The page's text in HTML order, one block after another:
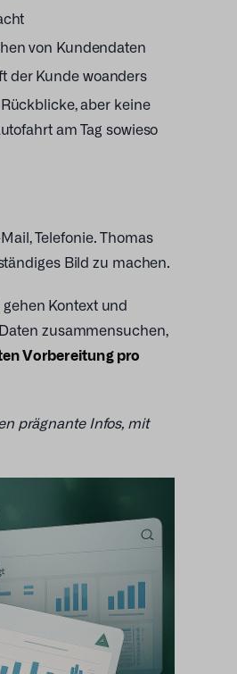
von Kundendaten
der Kunde woanders
aber keine
am Tag sowieso
Telefonie. Thomas
Bild zu machen.
Kontext und
zusammensuchen,
Vorbereitung pro
prägnante Infos, mit